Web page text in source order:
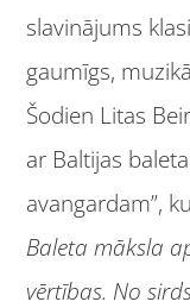
slavinājums
gaumīgs,
Šodien Litas
ar Baltijas
avangardam”,
Baleta māksla
vērtības. No